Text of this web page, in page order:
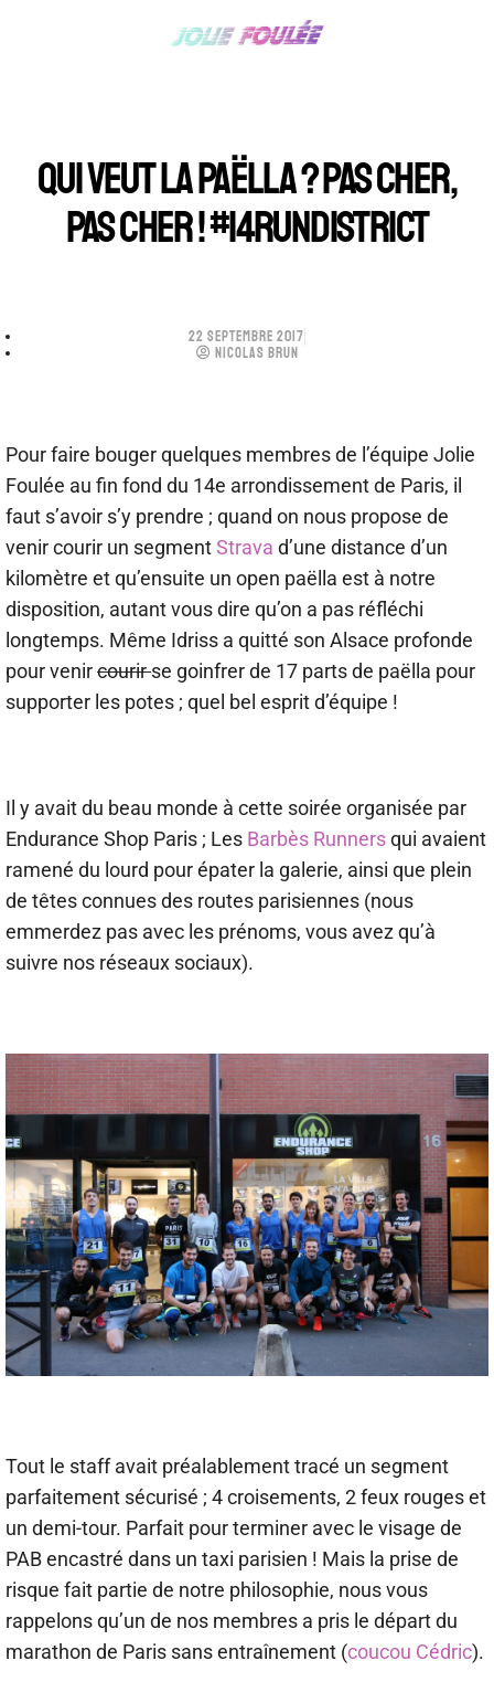
QUI VEUT LA PAËLLA ? PAS CHER,
PAS CHER ! #14RUNDISTRICT
22 SEPTEMBRE 2017
NICOLAS BRUN
Pour faire bouger quelques membres de l’équipe Jolie
Foulée au fin fond du 14e arrondissement de Paris, il
faut s’avoir s’y prendre ; quand on nous propose de
venir courir un segmentStrava d’une distance d’un
kilomètre et qu’ensuite un open paëlla est à notre
disposition, autant vous dire qu’on a pas réfléchi
longtemps. Même Idriss a quitté son Alsace profonde
pour venircourirse goinfrer de 17 parts de paëlla pour
supporter les potes ; quel bel esprit d’équipe !
Il y avait du beau monde à cette soirée organisée par
Endurance Shop Paris ; Les Barbès Runnersqui avaient
ramené du lourd pour épater la galerie, ainsi que plein
de têtes connues des routes parisiennes (nous
emmerdez pas avec les prénoms, vous avez qu’à
suivre nos réseaux sociaux).
Tout le staff avait préalablement tracé un segment
parfaitement sécurisé ; 4 croisements, 2 feux rouges et
un demi-tour. Parfait pour terminer avec le visage de
PAB encastré dans un taxi parisien ! Mais la prise de
risque fait partie de notre philosophie, nous vous
rappelons qu’un de nos membres a pris le départ du
marathon de Paris sans entraînement (coucou Cédric).